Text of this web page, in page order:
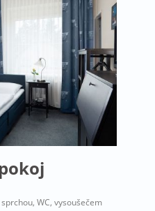
WC, vysoušečem